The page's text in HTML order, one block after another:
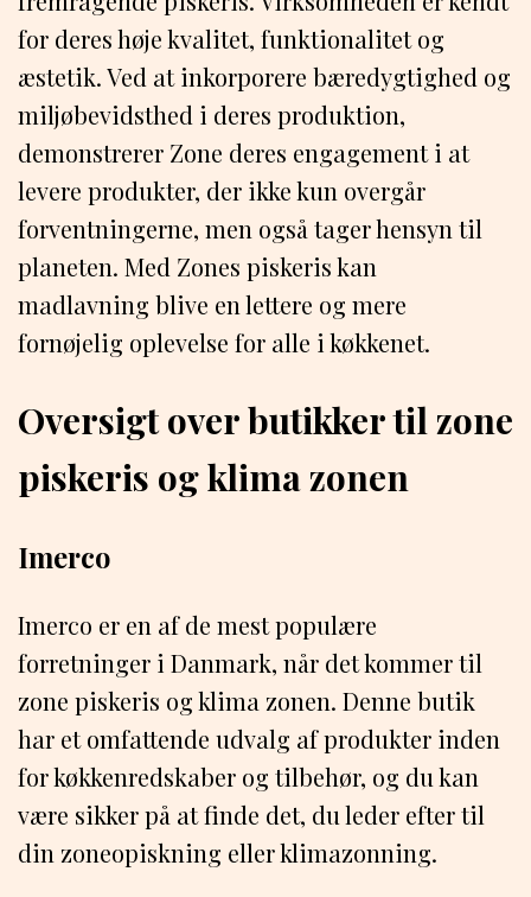
for deres høje kvalitet, funktionalitet og
æstetik. Ved at inkorporere bæredygtighed og
miljøbevidsthed i deres produktion,
demonstrerer Zone deres engagement i at
levere produkter, der ikke kun overgår
forventningerne, men også tager hensyn til
planeten. Med Zones piskeris kan
madlavning blive en lettere og mere
fornøjelig oplevelse for alle i køkkenet.
Oversigt over butikker til zone
piskeris og klima zonen
Imerco
Imerco er en af de mest populære
forretninger i Danmark, når det kommer til
zone piskeris og klima zonen. Denne butik
har et omfattende udvalg af produkter inden
for køkkenredskaber og tilbehør, og du kan
være sikker på at finde det, du leder efter til
din zoneopiskning eller klimazonning.